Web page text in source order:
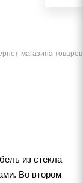
магазина товаров
из стекла
Во втором